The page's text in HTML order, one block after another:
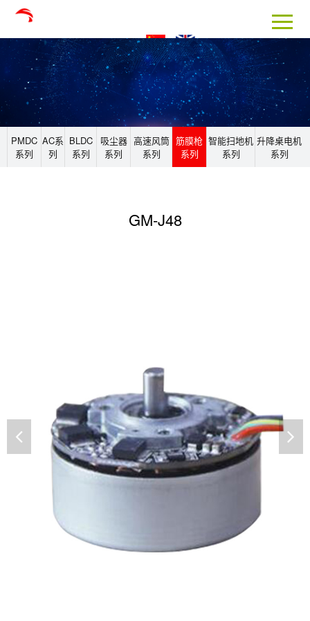
PMDC
系列
AC系
列
BLDC
系列
吸尘器
系列
高速风筒
系列
筋膜枪
系列
智能扫地机
系列
升降桌电机
系列
GM-J48